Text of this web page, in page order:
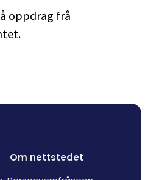
oppdrag frå
Om nettstedet